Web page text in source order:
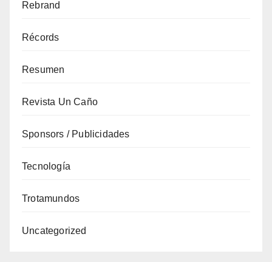
Rebrand
Récords
Resumen
Revista Un Caño
Sponsors / Publicidades
Tecnología
Trotamundos
Uncategorized